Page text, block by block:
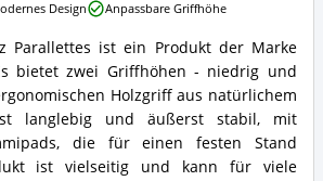
Parallettes ist ein Produkt der Marke
Es bietet zwei Griffhöhen - niedrig und
Holzgriff aus natürlichem
langlebig und äußerst stabil, mit
die für einen festen Stand
ist vielseitig und kann für viele
Design
Anpassbare Griffhöhe